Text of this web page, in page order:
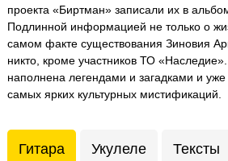
проекта «Биртман» записали их в
Подлинной информацией не только о
самом факте существования Зиновия
никто, кроме участников ТО
наполнена легендами и загадками и
самых ярких культурных мистификаций.
Гитара Укулеле Тексты